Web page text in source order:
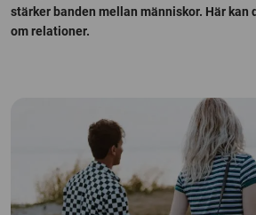
stärker banden mellan människor. Här kan
om relationer.